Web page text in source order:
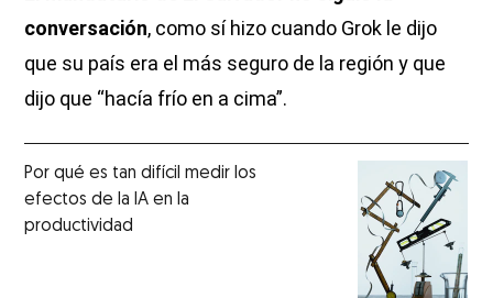
conversación, como sí hizo cuando Grok le dijo
que su país era el más seguro de la región y que
dijo que “hacía frío en a cima”.
Por qué es tan difícil medir los
efectos de la IA en la
productividad